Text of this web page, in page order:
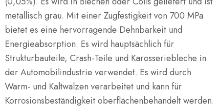
metallisch grau. Mit einer Zugfestigkeit von 700 MPa
bietet es eine hervorragende Dehnbarkeit und
Energieabsorption. Es wird hauptsächlich für
Strukturbauteile, Crash-Teile und Karosseriebleche in
der Automobilindustrie verwendet. Es wird durch
Warm- und Kaltwalzen verarbeitet und kann für
Korrosionsbeständigkeit oberflächenbehandelt werden.